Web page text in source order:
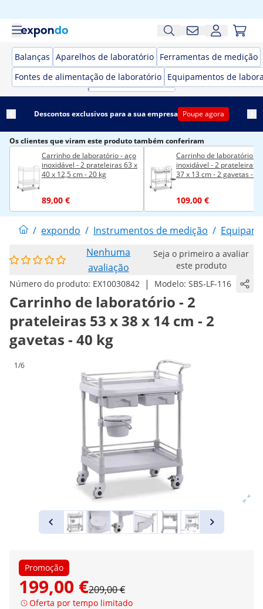
Balanças Aparelhos de laboratório Ferramentas de medição
Fontes de alimentação de laboratório Equipamentos de
Descontos exclusivos para a sua empresa Poupe agora
Os clientes que viram este produto também conferiram
Carrinho de laboratório - aço
inoxidável - 2 prateleiras 63 x
40 x 12,5 cm - 20 kg
89,00 €
Carrinho de laboratório -
inoxidável - 2 prateleiras
37 x 13 cm - 2 gavetas -
109,00 €
/ expondo / Instrumentos de medição /
Nenhuma
avaliação
Seja o primeiro a avaliar
este produto
Número do produto: EX10030842 | Modelo: SBS-LF-116
Carrinho de laboratório - 2
prateleiras 53 x 38 x 14 cm - 2
gavetas - 40 kg
1/6
Promoção
199,00 €209,00 €
Oferta por tempo limitado